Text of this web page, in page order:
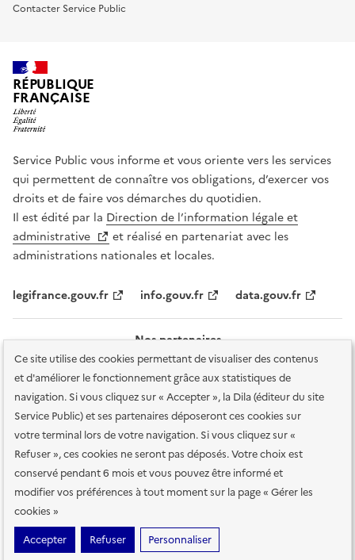
Ce site utilise des cookies permettant de visualiser des contenus
et d'améliorer le fonctionnement grâce aux statistiques de
navigation. Si vous cliquez sur « Accepter », la Dila (éditeur du site
Service Public) et ses partenaires déposeront ces cookies sur
votre terminal lors de votre navigation. Si vous cliquez sur «
Refuser », ces cookies ne seront pas déposés. Votre choix est
conservé pendant 6 mois et vous pouvez être informé et
modifier vos préférences à tout moment sur la page « Gérer les
cookies »
Accepter
Refuser Personnaliser
Contacter Service Public
RÉPUBLIQUE
FRANÇAISE
Service Public vous informe et vous oriente vers les services
qui permettent de connaître vos obligations, d’exercer vos
droits et de faire vos démarches du quotidien.
Il est édité par la Direction de l’information légale et
administrative
et réalisé en partenariat avec les
administrations nationales et locales.
legifrance.gouv.fr info.gouv.fr data.gouv.fr
Nos partenaires
Plan du site Accessibilité : totalement conforme
Accessibilité des
services en ligne Mentions légales Données personnelles et sécurité
Conditions générales d'utilisation Gestion des cookies
Sauf mention contraire, tous les contenus de ce site sont sous
etalab-2.0